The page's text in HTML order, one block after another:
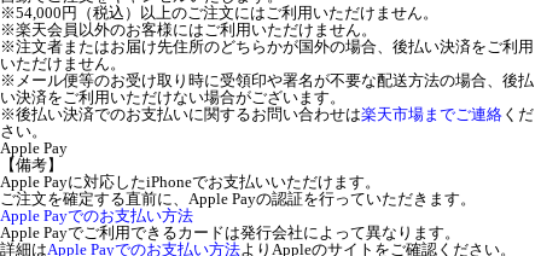
※54,000円（税込）以上のご注文にはご利用いただけません。
※楽天会員以外のお客様にはご利用いただけません。
※注文者またはお届け先住所のどちらかが国外の場合、後払い決済をご利用
いただけません。
※メール便等のお受け取り時に受領印や署名が不要な配送方法の場合、後払
い決済をご利用いただけない場合がございます。
※後払い決済でのお支払いに関するお問い合わせは楽天市場までご連絡 くだ
さい。
Apple Pay
【備考】
Apple Payに対応したiPhoneでお支払いいただけます。
ご注文を確定する直前に、Apple Payの認証を行っていただきます。
Apple Payでのお支払い方法
Apple Payでご利用できるカードは発行会社によって異なります。
詳細はApple Payでのお支払い方法よりAppleのサイトをご確認ください。